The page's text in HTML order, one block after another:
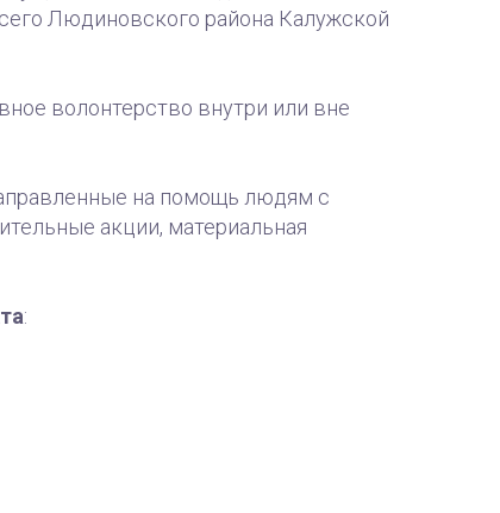
Людиновского района Калужской
волонтерство внутри или вне
на помощь людям с
акции, материальная
: